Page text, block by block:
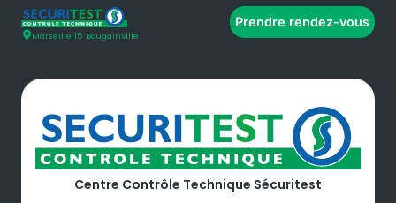
Marseille 15 Bougainville
Prendre rendez-vous
Centre Contrôle Technique Sécuritest